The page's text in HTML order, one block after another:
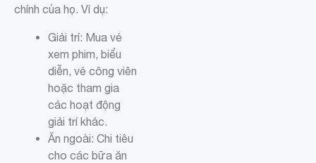
chính của họ. Ví dụ:
Giải trí: Mua vé
xem phim, biểu
diễn, vé công viên
hoặc tham gia
các hoạt động
giải trí khác.
Ăn ngoài: Chi tiêu
cho các bữa ăn